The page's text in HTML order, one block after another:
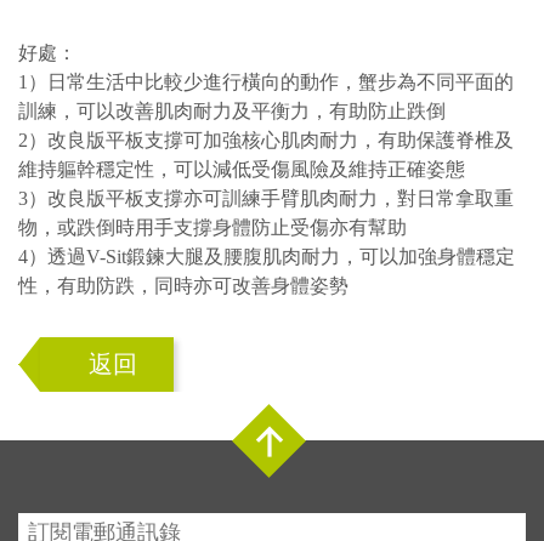
好處：
1）日常生活中比較少進行橫向的動作，蟹步為不同平面的
訓練，可以改善肌肉耐力及平衡力，有助防止跌倒
2）改良版平板支撐可加強核心肌肉耐力，有助保護脊椎及
維持軀幹穩定性，可以減低受傷風險及維持正確姿態
3）改良版平板支撐亦可訓練手臂肌肉耐力，對日常拿取重
物，或跌倒時用手支撐身體防止受傷亦有幫助
4）透過V-Sit鍛鍊大腿及腰腹肌肉耐力，可以加強身體穩定
性，有助防跌，同時亦可改善身體姿勢
返回